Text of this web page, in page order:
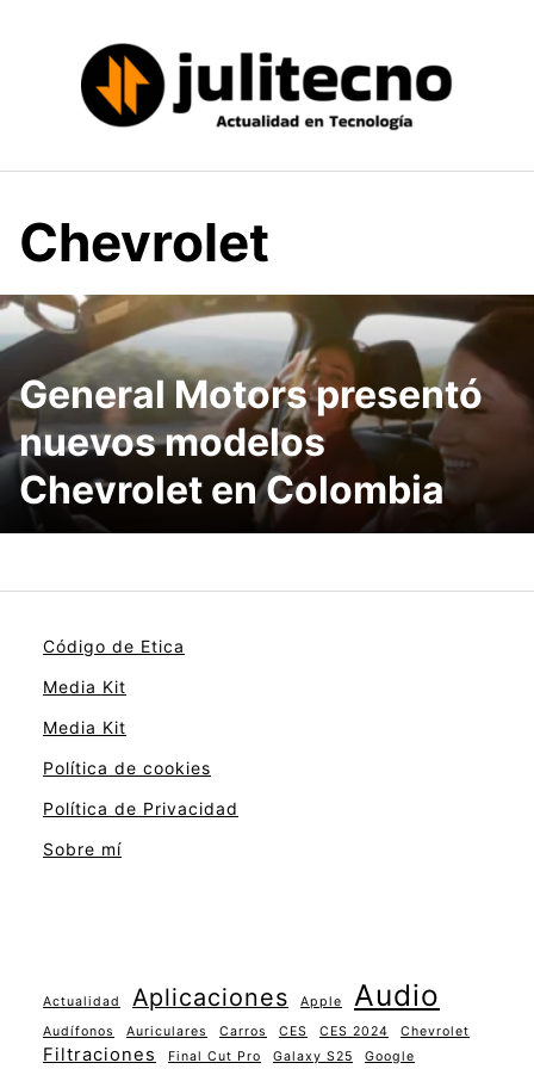
contenido
Chevrolet
General Motors presentó
nuevos modelos
Chevrolet en Colombia
Código de Etica
Media Kit
Media Kit
Política de cookies
Política de Privacidad
Sobre mí
Actualidad Aplicaciones Apple Audio
Audífonos Auriculares Carros CES CES 2024 Chevrolet
Filtraciones Final Cut Pro Galaxy S25 Google